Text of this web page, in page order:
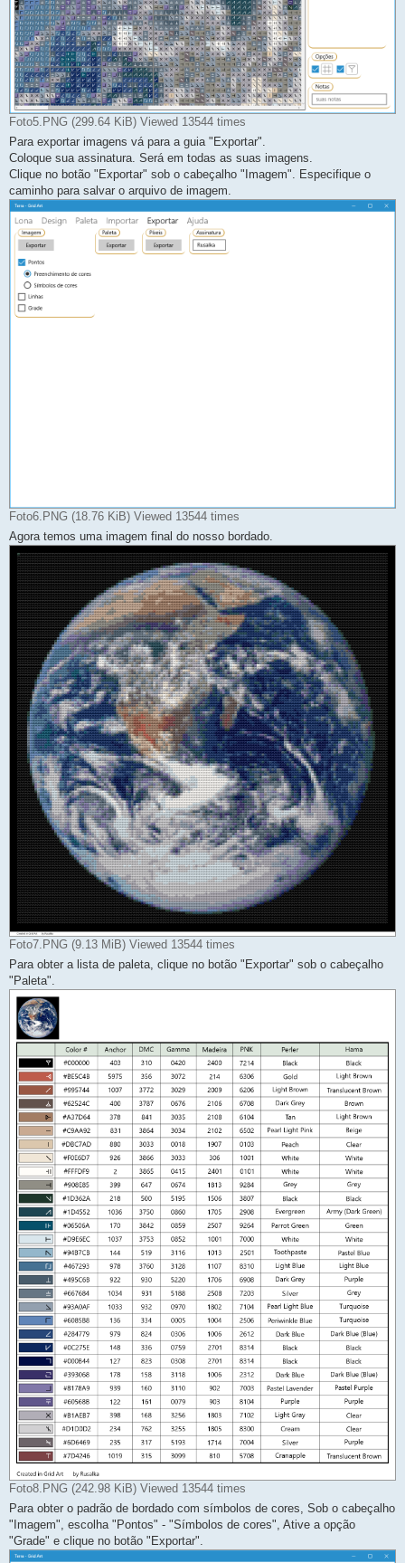
Foto5.PNG (299.64 KiB) Viewed 13544 times
Para exportar imagens vá para a guia "Exportar".
Coloque sua assinatura. Será em todas as suas imagens.
Clique no botão "Exportar" sob o cabeçalho "Imagem". Especifique o
caminho para salvar o arquivo de imagem.
Foto6.PNG (18.76 KiB) Viewed 13544 times
Agora temos uma imagem final do nosso bordado.
Foto7.PNG (9.13 MiB) Viewed 13544 times
Para obter a lista de paleta, clique no botão "Exportar" sob o cabeçalho
"Paleta".
Foto8.PNG (242.98 KiB) Viewed 13544 times
Para obter o padrão de bordado com símbolos de cores, Sob o cabeçalho
"Imagem", escolha "Pontos" - "Símbolos de cores", Ative a opção
"Grade" e clique no botão "Exportar".